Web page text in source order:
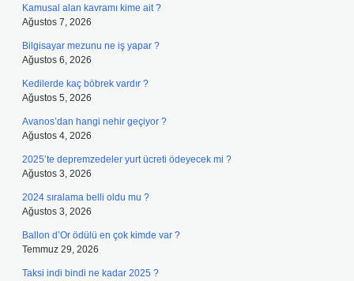
Kamusal alan kavramı kime ait ?
Ağustos 7, 2026
Bilgisayar mezunu ne iş yapar ?
Ağustos 6, 2026
Kedilerde kaç böbrek vardır ?
Ağustos 5, 2026
Avanos’dan hangi nehir geçiyor ?
Ağustos 4, 2026
2025’te depremzedeler yurt ücreti ödeyecek mi ?
Ağustos 3, 2026
2024 sıralama belli oldu mu ?
Ağustos 3, 2026
Ballon d’Or ödülü en çok kimde var ?
Temmuz 29, 2026
Taksi indi bindi ne kadar 2025 ?